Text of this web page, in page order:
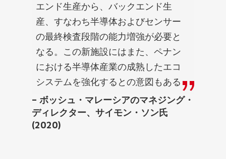
エンド生産から、バックエンド生
産、すなわち半導体およびセンサー
の最終検査段階の能力増強が必要と
なる。この新施設にはまた、ペナン
における半導体産業の成熟したエコ
システムを強化するとの意図もある
– ボッシュ・マレーシアのマネジング・
ディレクター、サイモン・ソン氏
(2020)